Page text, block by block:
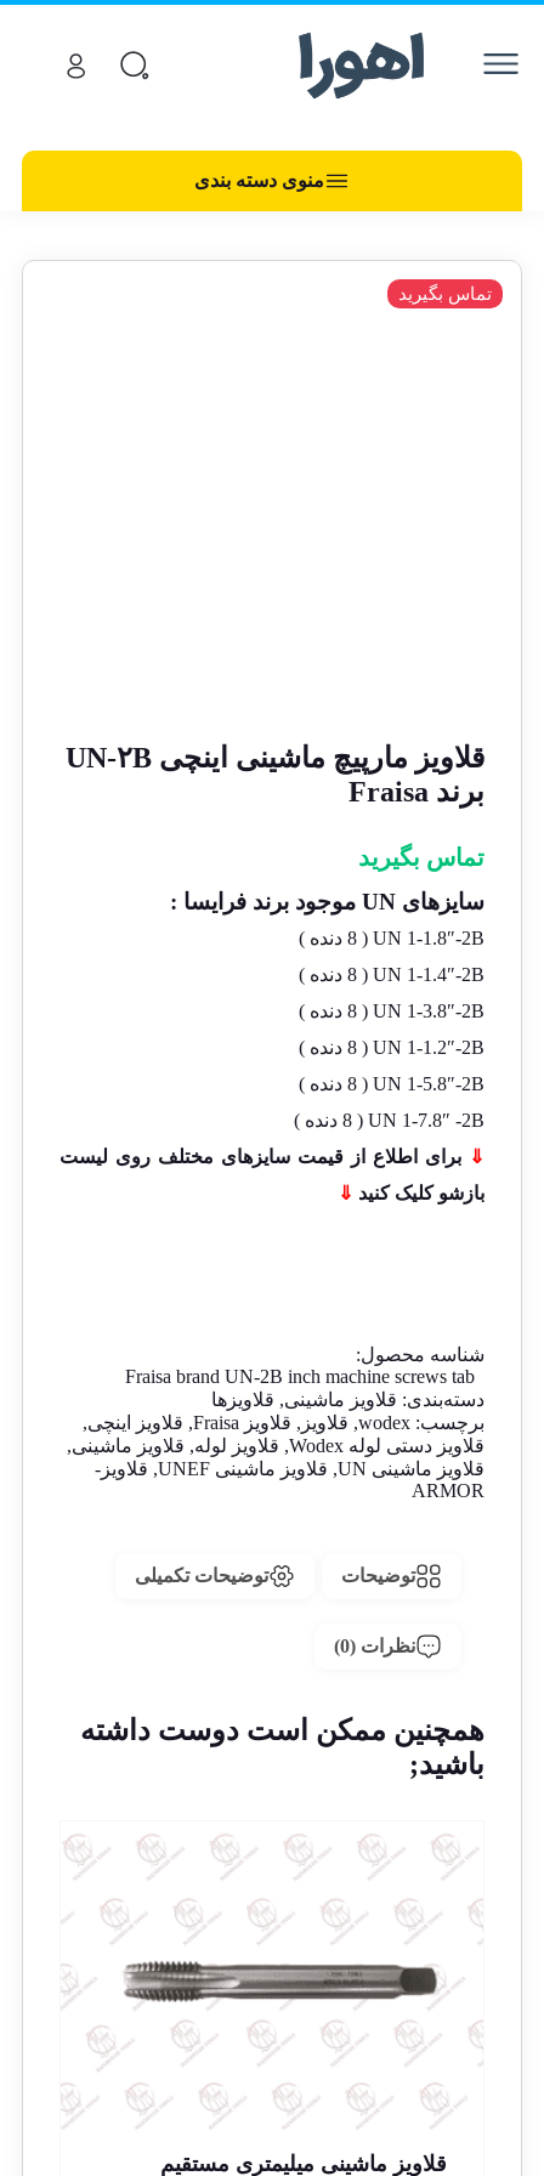
منوی دسته بندی
قلاویز مارپیچ ماشینی اینچی UN-۲B
برند Fraisa
تماس بگیرید
سایزهای UN موجود برند فرایسا :
UN 1-1.8″-2B ( 8 دنده )
UN 1-1.4″-2B ( 8 دنده )
UN 1-3.8″-2B ( 8 دنده )
UN 1-1.2″-2B ( 8 دنده )
UN 1-5.8″-2B ( 8 دنده )
UN 1-7.8″ -2B ( 8 دنده )
⇓ برای اطلاع از قیمت سایزهای مختلف روی لیست
بازشو کلیک کنید ⇓
تماس بگیرید
شناسه محصول:
دسته‌بندی: قلاویز ماشینی, قلاویزها
برچسب: wodex
, قلاویز , قلاویز Fraisa , قلاویز اینچی,
قلاویز دستی لوله Wodex
, قلاویز لوله, قلاویز ماشینی,
قلاویز ماشینی UN
, قلاویز ماشینی UNEF , قلاویز-
ARMOR
توضیحات توضیحات تکمیلی
نظرات (0)
همچنین ممکن است دوست داشته
باشید;
قلاویز ماشینی میلیمتری مستقیم